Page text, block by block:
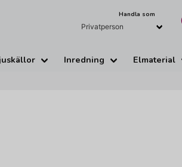
Handla som
Inredning Elmaterial